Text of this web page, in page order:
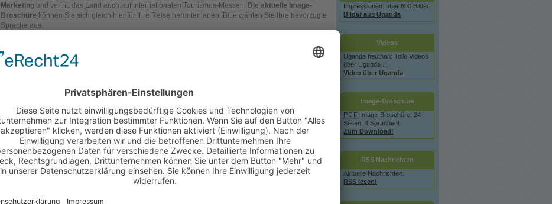
Impressionen: über 600 Bilder.
Bilder aus Uganda
Videos
Uganda hautnah: Tolle Videos
über Uganda ...
Video über Uganda
Image-Broschüre
PDF Image-Broschüre, 24
Seiten, 4 Sprachen!
Zum Download!
RSS Nachrichten
Aktuelle Nachrichten.
RSS lesen!
Marketing und vertritt das Land auch auf internationalen Tourismus-Messen. Die aktuelle Image-
Broschüre können Sie sich gleich hier für Ihre Reise herunter laden. Bitte wählen Sie Ihre bevorzugte
Sprache aus.
Letzter Download am: 06.08.2026)
Herunterladen der
Herunterladen derImage-Broschüre in Französisch
Herunterladen der Image-Broschüre in Italienisch (Größe: 1.26 MB; Downloads bisher: 6397;
Letzter Download am: 11.07.2026)
Oder sehen Sie sich einVideo über die Highlightsan!
Weiterführede Links
Aktueller Kommentar zurLage des Tourismusvom Tourismus-Minister
Website von "Tourism Uganda"